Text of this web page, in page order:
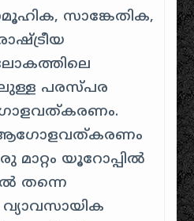
സാങ്കേതിക,
പരസ്പര
ആഗോളവത്കരണം
മാറ്റം യൂറോപ്പിൽ
തന്നെ